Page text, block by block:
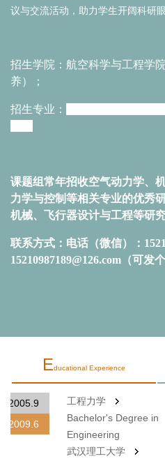
议与交流活动，助力学生开阔科研
招生学院：航空科学与工程学
养）；
招生专业：
课题组常年招收空气动力学、
力学与控制等相关专业的优秀
机械、飞行器设计与工程等研
联系方式：电话（微信）：
15210987189@126.com（可发
Educational Experience
2005.9
2009.6
工程力学
Bachelor's Degree
Engineering
武汉理工大学